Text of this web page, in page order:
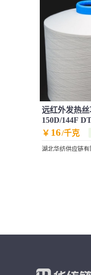
远红外发热
150D/144F
半光低弹网络
￥ 16/千克
湖北华纺供应链有